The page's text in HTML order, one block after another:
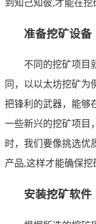
到知己知彼,才能在挖
准备挖矿设备
不同的挖矿项目
同，以以太坊挖矿为
把锋利的武器，能够
一些新兴的挖矿项目
时，我们要像挑选优
产品,这样才能确保挖
安装挖矿软件